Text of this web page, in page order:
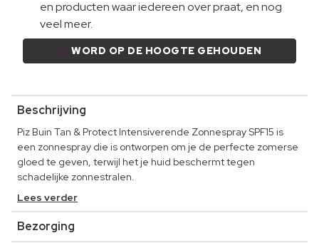
en producten waar iedereen over praat, en nog
veel meer.
WORD OP DE HOOGTE GEHOUDEN
Beschrijving
Piz Buin Tan & Protect Intensiverende Zonnespray SPF15 is
een zonnespray die is ontworpen om je de perfecte zomerse
gloed te geven, terwijl het je huid beschermt tegen
schadelijke zonnestralen.
Lees verder
Bezorging